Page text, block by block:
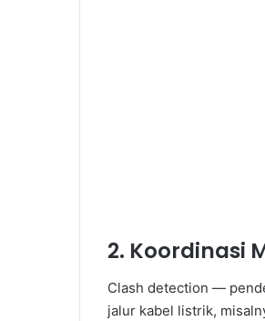
2. Koordinasi
Clash detection —
jalur kabel listrik,